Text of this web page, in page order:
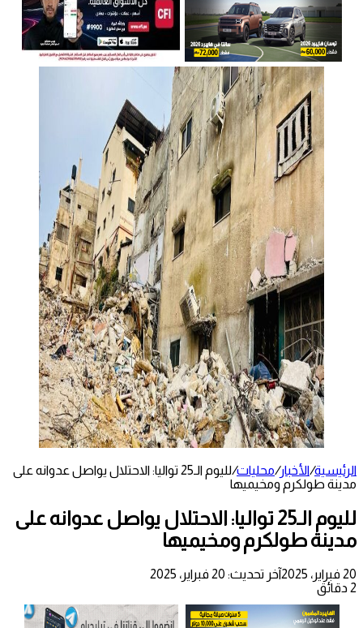
الرئيسية/الأخبار/محليات/
لليوم الـ25 تواليا: الاحتلال يواصل عدوانه على
مدينة طولكرم ومخيميها
لليوم الـ25 تواليا: الاحتلال يواصل عدوانه على
مدينة طولكرم ومخيميها
20 فبراير، 2025
آخر تحديث: 20 فبراير، 2025
2 دقائق